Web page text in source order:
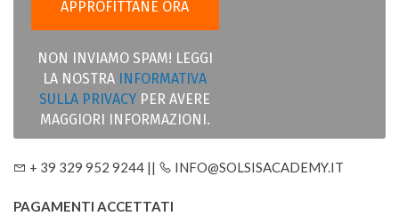
NON INVIAMO SPAM! LEGGI
LA NOSTRA
INFORMATIVA
SULLA PRIVACY PER AVERE
MAGGIORI INFORMAZIONI.
+ 39 329 952 9244 || INFO@SOLSISACADEMY.IT
PAGAMENTI ACCETTATI